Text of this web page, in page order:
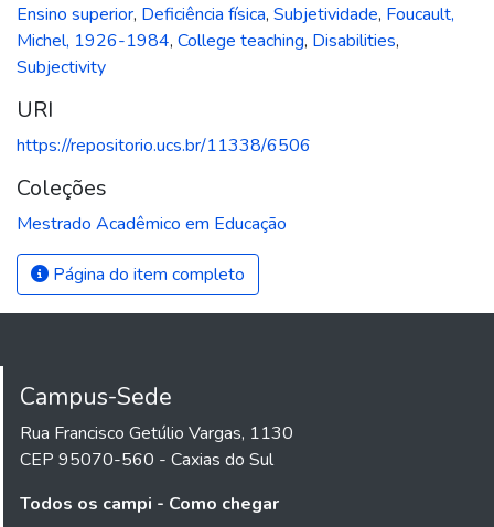
Ensino superior, Deficiência física, Subjetividade, Foucault,
Michel, 1926-1984, College teaching, Disabilities,
Subjectivity
URI
https://repositorio.ucs.br/11338/6506
Coleções
Mestrado Acadêmico em Educação
Página do item completo
Campus-Sede
Rua Francisco Getúlio Vargas, 1130
CEP 95070-560 - Caxias do Sul
Todos os campi - Como chegar